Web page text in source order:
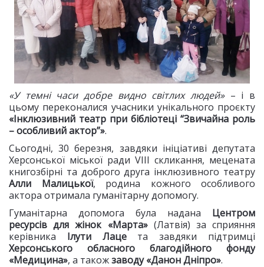
«У темні часи добре видно світлих людей»– і в
цьому переконалися учасники унікального проєкту
«Інклюзивний театр при бібліотеці “Звичайна роль
– особливий актор”».
Сьогодні, 30 березня, завдяки ініціативі депутата
Херсонської міської ради VІІІ скликання, мецената
книгозбірні та доброго друга інклюзивного театру
Алли Малицької, родина кожного особливого
актора отримала гуманітарну допомогу.
Гуманітарна допомога була надана Центром
ресурсів для жінок «Марта»(Латвія) за сприяння
керівника Ілути Лацета завдяки підтримці
Херсонського обласного благодійного фонду
«Медицина», а такожзаводу «Данон Дніпро».